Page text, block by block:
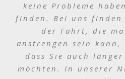
keine Probleme
finden. Bei uns finden
der Fahrt, die
anstrengen sein kann,
dass Sie auch
möchten. In unserer